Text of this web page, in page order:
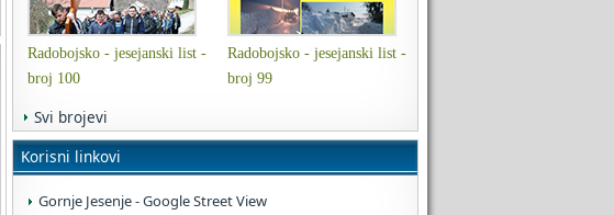
Radobojsko - jesejanski list -
broj 100
Radobojsko - jesejanski list -
broj 99
Svi brojevi
Korisni linkovi
Gornje Jesenje - Google Street View